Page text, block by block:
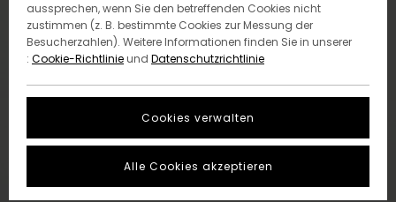
aussprechen, wenn Sie den betreffenden Cookies nicht
zustimmen (z. B. bestimmte Cookies zur Messung der
Besucherzahlen). Weitere Informationen finden Sie in unserer
: Cookie-Richtlinieund Datenschutzrichtlinie
Cookies verwalten
Alle Cookies akzeptieren